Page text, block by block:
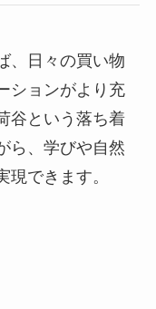
、日々の買い物
ションがより充
谷という落ち着
ら、学びや自然
できます。